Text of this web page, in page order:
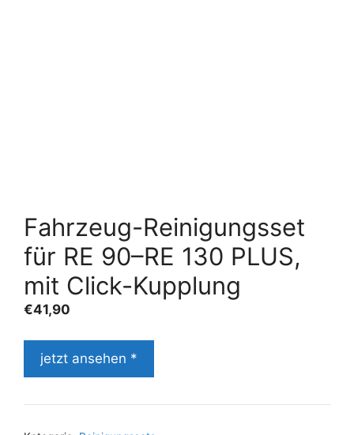
Fahrzeug-Reinigungsset
für RE 90–RE 130 PLUS,
mit Click-Kupplung
€41,90
jetzt ansehen *